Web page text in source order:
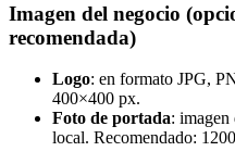
Imagen del negocio
recomendada)
Logo: en formato JPG,
400×400 px.
Foto de portada: imagen
local. Recomendado: